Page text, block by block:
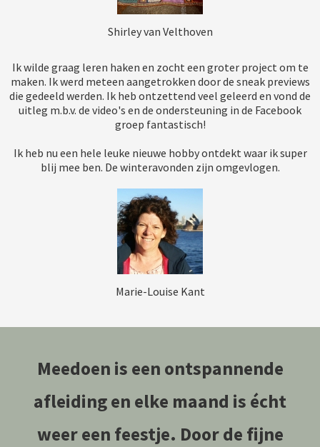
Shirley van Velthoven
Ik wilde graag leren haken en zocht een groter project om te
maken. Ik werd meteen aangetrokken door de sneak previews
die gedeeld werden. Ik heb ontzettend veel geleerd en vond de
uitleg m.b.v. de video's en de ondersteuning in de Facebook
groep fantastisch!
Ik heb nu een hele leuke nieuwe hobby ontdekt waar ik super
blij mee ben. De winteravonden zijn omgevlogen.
Marie-Louise Kant
Meedoen is een ontspannende
afleiding en elke maand is écht
weer een feestje. Door de fijne